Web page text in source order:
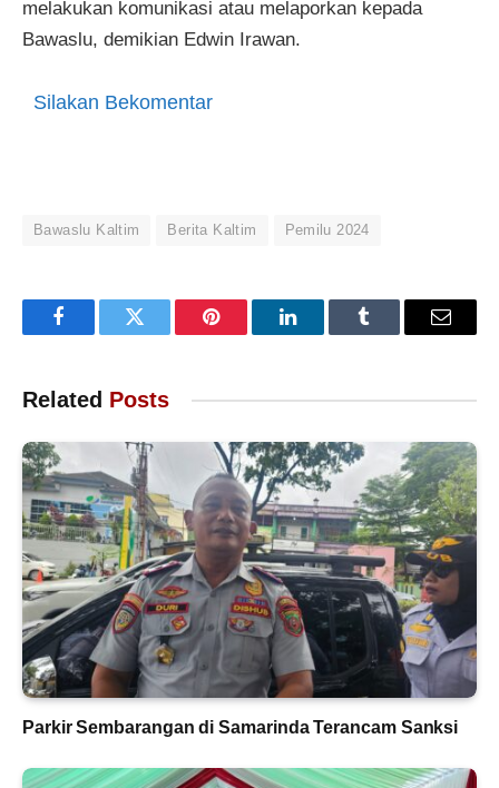
melakukan komunikasi atau melaporkan kepada
Bawaslu, demikian Edwin Irawan.
Silakan Bekomentar
Bawaslu Kaltim Berita Kaltim Pemilu 2024
FacebookTwitter Pinterest LinkedInTumblr Email
Related Posts
Parkir Sembarangan di Samarinda Terancam Sanksi